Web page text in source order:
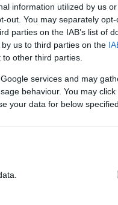
information utilized by us
out. You may separately
parties on the IAB’s list of
us to third parties on the
other third parties.
services and may
behaviour. You may
your data for below